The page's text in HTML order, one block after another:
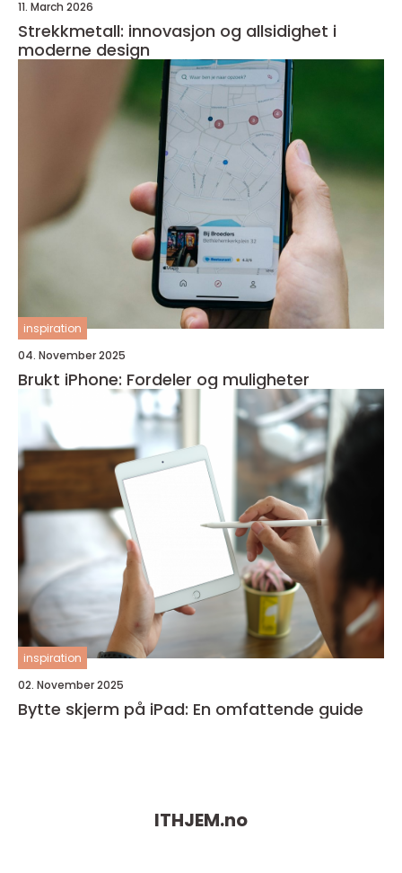
11. March 2026
Strekkmetall: innovasjon og allsidighet i
moderne design
inspiration
04. November 2025
Brukt iPhone: Fordeler og muligheter
inspiration
02. November 2025
Bytte skjerm på iPad: En omfattende guide
ITHJEM.no